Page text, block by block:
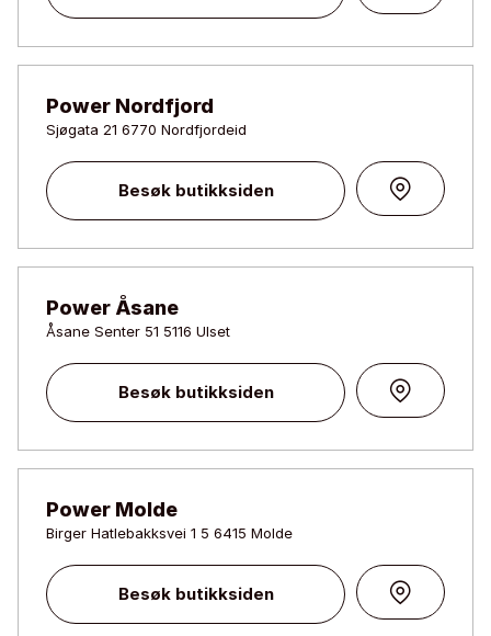
Power Nordfjord
Sjøgata 21 6770 Nordfjordeid
Besøk butikksiden
Power Åsane
Åsane Senter 51 5116 Ulset
Besøk butikksiden
Power Molde
Birger Hatlebakksvei 1 5 6415 Molde
Besøk butikksiden